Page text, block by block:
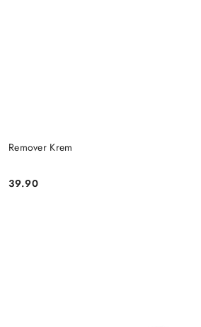
Remover Krem
Cena:
39.90